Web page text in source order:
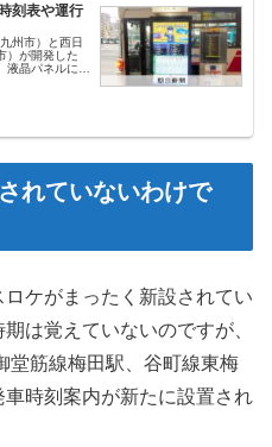
刻表や運行
州市）と西日
）が開発した
液晶パネルに時
れていないわけで
ケがまったく新設されてい
は覚えていないのですが、
堂筋線梅田駅、谷町線東梅
時刻案内が新たに設置され